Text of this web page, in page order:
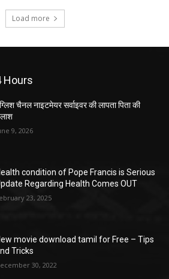
Load more
Hours
चैनल नाइटमेयर सर्वाइवर की लापता पिता की
9, 2026
condition of Pope Francis is Serious
Regarding Health Comes OUT
23, 2025
movie download tamil for Free – Tips
Tricks
30, 2022